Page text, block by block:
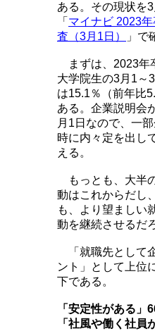
ある。その現状を
「 マイナビ 2023
査（3月1日）
」で
まずは、2023年
大学院生の3月1～
は15.1％（前年比
ある。企業説明会
月1日なので、一
時に内々定を出し
える。
もっとも、大半
動はこれからだし
も、より望ましい
動を継続させるだ
「就職先として
ント」として上位
下である。
「安定性がある」
「社風や働く社員